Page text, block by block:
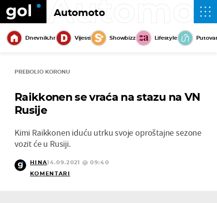
Automoto
Dnevnik.hr Vijesti Showbizz Lifestyle
PREBOLIO KORONU
Raikkonen se vraća na stazu na VN
Rusije
Kimi Raikkonen iduću utrku svoje oproštajne sezone
vozit će u Rusiji.
HINA14.09.2021 @ 09:40
KOMENTARI